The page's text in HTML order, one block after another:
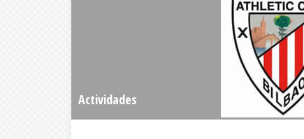
Actividades